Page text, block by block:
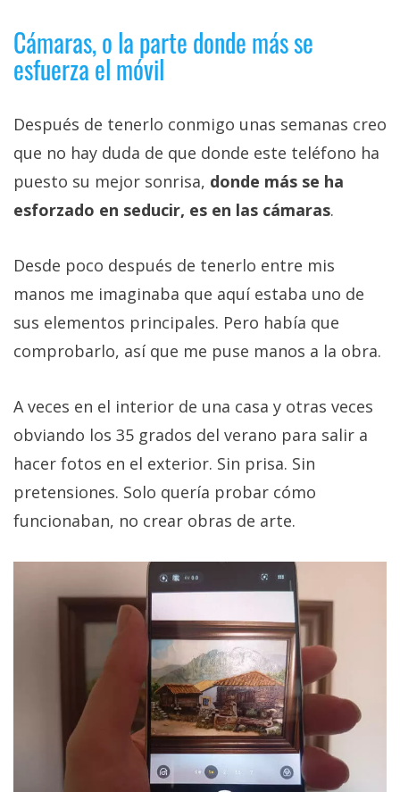
Cámaras, o la parte donde más se
esfuerza el móvil
Después de tenerlo conmigo unas semanas creo
que no hay duda de que donde este teléfono ha
puesto su mejor sonrisa, donde más se ha
esforzado en seducir, es en las cámaras.
Desde poco después de tenerlo entre mis
manos me imaginaba que aquí estaba uno de
sus elementos principales. Pero había que
comprobarlo, así que me puse manos a la obra.
A veces en el interior de una casa y otras veces
obviando los 35 grados del verano para salir a
hacer fotos en el exterior. Sin prisa. Sin
pretensiones. Solo quería probar cómo
funcionaban, no crear obras de arte.